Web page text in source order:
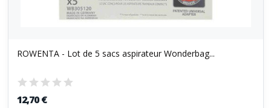
ROWENTA - Lot de 5 sacs aspirateur Wonderbag...
12,70 €